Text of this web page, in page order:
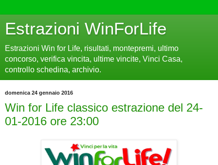
Estrazioni WinForLife
Estrazioni Win for Life, risultati, montepremi, ultimo
concorso, verifica vincita, ultime vincite, Vinci Casa,
controllo schedina, archivio.
domenica 24 gennaio 2016
Win for Life classico estrazione del 24-
01-2016 ore 23:00